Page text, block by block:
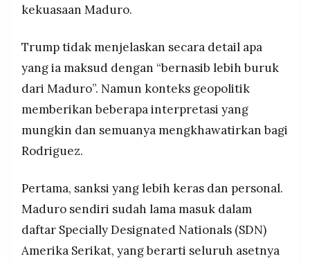
kekuasaan Maduro.
Trump tidak menjelaskan secara detail apa
yang ia maksud dengan “bernasib lebih buruk
dari Maduro”. Namun konteks geopolitik
memberikan beberapa interpretasi yang
mungkin dan semuanya mengkhawatirkan bagi
Rodriguez.
Pertama, sanksi yang lebih keras dan personal.
Maduro sendiri sudah lama masuk dalam
daftar Specially Designated Nationals (SDN)
Amerika Serikat, yang berarti seluruh asetnya